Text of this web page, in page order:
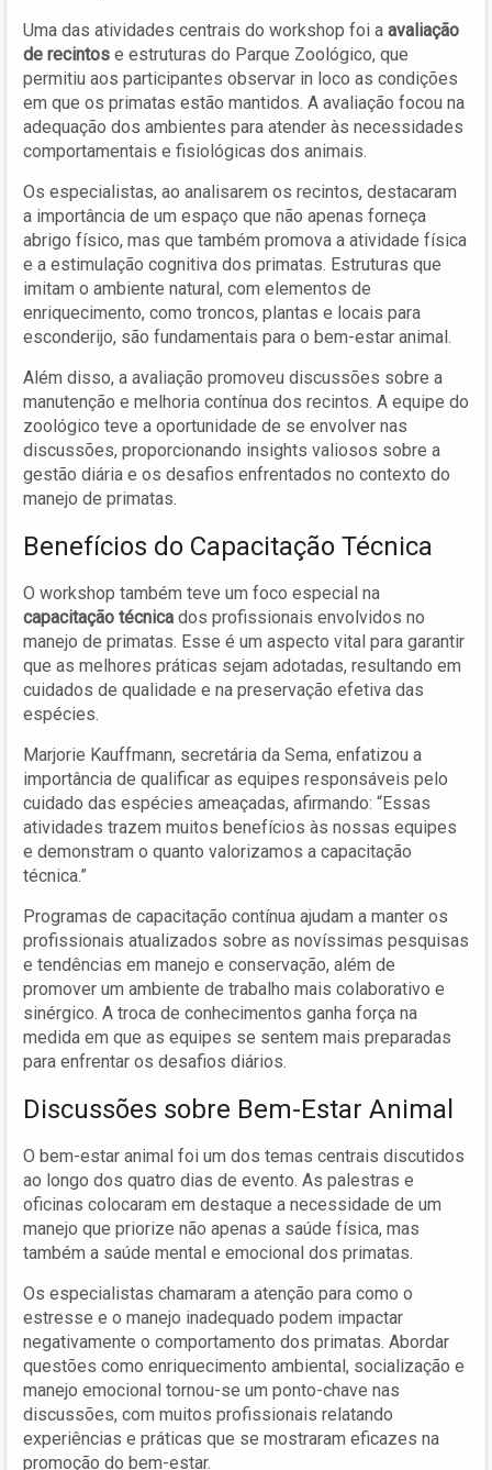
Uma das atividades centrais do workshop foi a avaliação
de recintos e estruturas do Parque Zoológico, que
permitiu aos participantes observar in loco as condições
em que os primatas estão mantidos. A avaliação focou na
adequação dos ambientes para atender às necessidades
comportamentais e fisiológicas dos animais.
Os especialistas, ao analisarem os recintos, destacaram
a importância de um espaço que não apenas forneça
abrigo físico, mas que também promova a atividade física
e a estimulação cognitiva dos primatas. Estruturas que
imitam o ambiente natural, com elementos de
enriquecimento, como troncos, plantas e locais para
esconderijo, são fundamentais para o bem-estar animal.
Além disso, a avaliação promoveu discussões sobre a
manutenção e melhoria contínua dos recintos. A equipe do
zoológico teve a oportunidade de se envolver nas
discussões, proporcionando insights valiosos sobre a
gestão diária e os desafios enfrentados no contexto do
manejo de primatas.
Benefícios do Capacitação Técnica
O workshop também teve um foco especial na
capacitação técnica dos profissionais envolvidos no
manejo de primatas. Esse é um aspecto vital para garantir
que as melhores práticas sejam adotadas, resultando em
cuidados de qualidade e na preservação efetiva das
espécies.
Marjorie Kauffmann, secretária da Sema, enfatizou a
importância de qualificar as equipes responsáveis pelo
cuidado das espécies ameaçadas, afirmando: “Essas
atividades trazem muitos benefícios às nossas equipes
e demonstram o quanto valorizamos a capacitação
técnica.”
Programas de capacitação contínua ajudam a manter os
profissionais atualizados sobre as novíssimas pesquisas
e tendências em manejo e conservação, além de
promover um ambiente de trabalho mais colaborativo e
sinérgico. A troca de conhecimentos ganha força na
medida em que as equipes se sentem mais preparadas
para enfrentar os desafios diários.
Discussões sobre Bem-Estar Animal
O bem-estar animal foi um dos temas centrais discutidos
ao longo dos quatro dias de evento. As palestras e
oficinas colocaram em destaque a necessidade de um
manejo que priorize não apenas a saúde física, mas
também a saúde mental e emocional dos primatas.
Os especialistas chamaram a atenção para como o
estresse e o manejo inadequado podem impactar
negativamente o comportamento dos primatas. Abordar
questões como enriquecimento ambiental, socialização e
manejo emocional tornou-se um ponto-chave nas
discussões, com muitos profissionais relatando
experiências e práticas que se mostraram eficazes na
promoção do bem-estar.